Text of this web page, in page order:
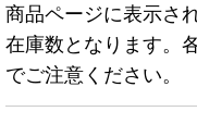
商品ページに表示さ
在庫数となります。
でご注意ください。